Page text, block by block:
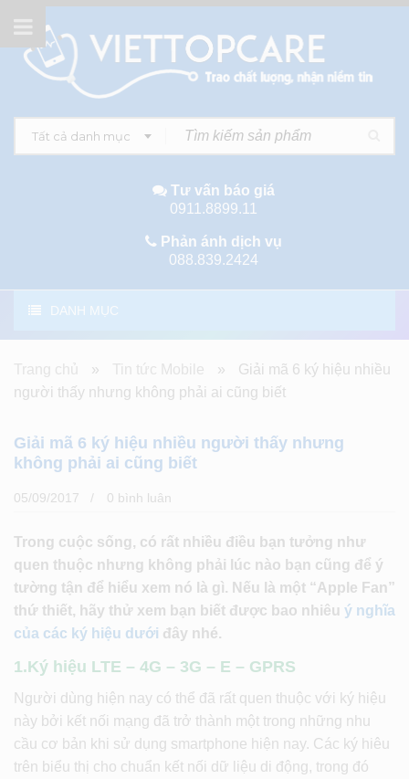
Tất cả danh mục
Tư vấn báo giá
0911.8899.11
Phản ánh dịch vụ
088.839.2424
DANH MỤC
Trang chủ » Tin tức Mobile »
Giải mã 6 ký hiệu nhiều
người thấy nhưng không phải ai cũng biết
Giải mã 6 ký hiệu nhiều người thấy nhưng
không phải ai cũng biết
05/09/2017 0 bình luân
Trong cuộc sống, có rất nhiều điều bạn tưởng như
quen thuộc nhưng không phải lúc nào bạn cũng để ý
tường tận để hiểu xem nó là gì. Nếu là một “Apple Fan”
thứ thiết, hãy thử xem bạn biết được bao nhiêu ý nghĩa
của các ký hiệu dưới đây nhé.
1.Ký hiệu LTE – 4G – 3G – E – GPRS
Người dùng hiện nay có thể đã rất quen thuộc với ký hiệu
này bởi kết nối mạng đã trở thành một trong những nhu
cầu cơ bản khi sử dụng smartphone hiện nay. Các ký hiêu
trên biểu thị cho chuẩn kết nối dữ liệu di động, trong đó